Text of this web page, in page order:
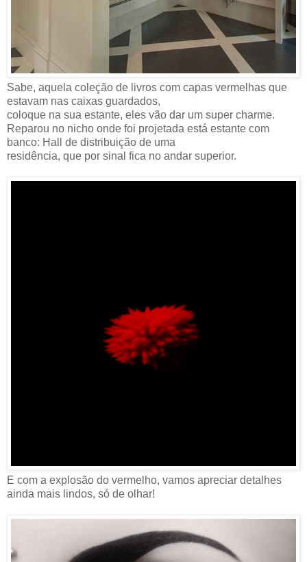
Sabe, aquela coleção de livros com capas vermelhas que
estavam nas caixas guardados,
coloque na sua estante, eles vão dar um super charme.
Reparou no nicho onde foi projetada está estante com
banco: Hall de distribuição de uma
residência, que por sinal fica no andar superior.
E com a explosão do vermelho, vamos apreciar detalhes
ainda mais lindos, só de olhar!